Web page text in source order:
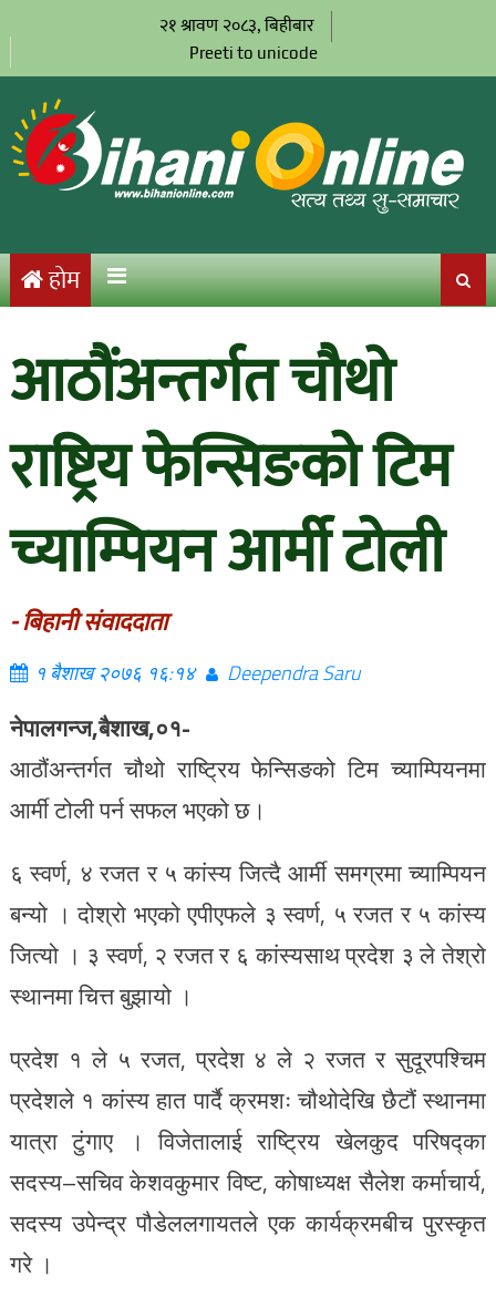
२१ श्रावण २०८३, बिहीबार
Preeti to unicode
होम
आठौंअन्तर्गत चौथो
राष्ट्रिय फेन्सिङको टिम
च्याम्पियन आर्मी टोली
- बिहानी संवाददाता
१ बैशाख २०७६ १६:१४ Deependra Saru
नेपालगन्ज,बैशाख,०१-
आठौंअन्तर्गत चौथो राष्ट्रिय फेन्सिङको टिम च्याम्पियनमा
आर्मी टोली पर्न सफल भएको छ।
६ स्वर्ण, ४ रजत र ५ कांस्य जित्दै आर्मी समग्रमा च्याम्पियन
बन्यो । दोश्रो भएको एपीएफले ३ स्वर्ण, ५ रजत र ५ कांस्य
जित्यो । ३ स्वर्ण, २ रजत र ६ कांस्यसाथ प्रदेश ३ ले तेश्रो
स्थानमा चित्त बुझायो ।
प्रदेश १ ले ५ रजत, प्रदेश ४ ले २ रजत र सुदूरपश्चिम
प्रदेशले १ कांस्य हात पार्दै क्रमशः चौथोदेखि छैटौं स्थानमा
यात्रा टुंगाए । विजेतालाई राष्ट्रिय खेलकुद परिषद्का
सदस्य–सचिव केशवकुमार विष्ट, कोषाध्यक्ष सैलेश कर्माचार्य,
सदस्य उपेन्द्र पौडेललगायतले एक कार्यक्रमबीच पुरस्कृत
गरे ।